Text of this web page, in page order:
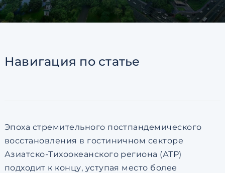
Навигация по статье
Эпоха стремительного постпандемического
восстановления в гостиничном секторе
Азиатско-Тихоокеанского региона (АТР)
подходит к концу, уступая место более
Я даю согласие на
рассылок